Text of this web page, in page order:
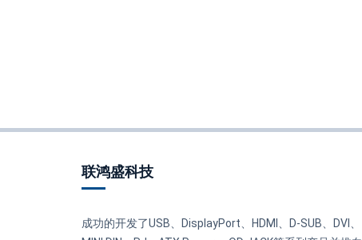
联鸿盛科技
成功的开发了USB、DisplayPort、HDMI、D-SUB、DVI、